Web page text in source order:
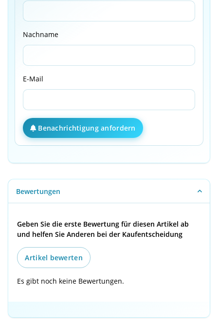
Nachname
E-Mail
Benachrichtigung anfordern
Bewertungen
Geben Sie die erste Bewertung für diesen Artikel ab
und helfen Sie Anderen bei der Kaufentscheidung
Artikel bewerten
Es gibt noch keine Bewertungen.